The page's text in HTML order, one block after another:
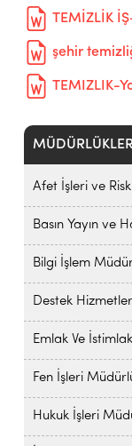
MÜDÜRLÜKLER
Afet İşleri ve
Basın Yayın ve
Bilgi İşlem
Destek
Emlak Ve
Fen İşleri
Hukuk İşleri
TEMİZLİK
şehir
TEMIZLIK-